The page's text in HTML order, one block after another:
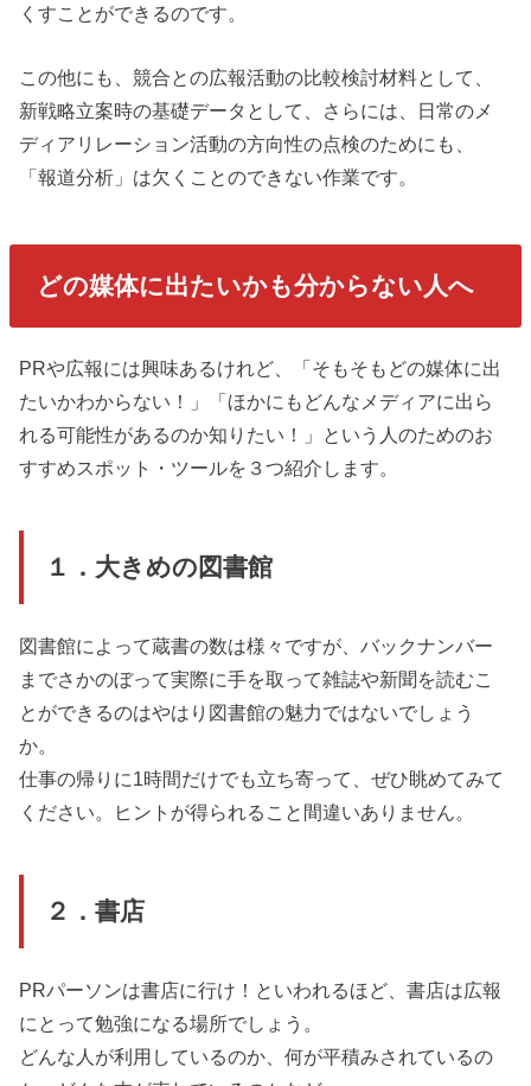
くすことができるのです。
この他にも、競合との広報活動の比較検討材料として、
新戦略立案時の基礎データとして、さらには、日常のメ
ディアリレーション活動の方向性の点検のためにも、
「報道分析」は欠くことのできない作業です。
どの媒体に出たいかも分からない人へ
PRや広報には興味あるけれど、「そもそもどの媒体に出
たいかわからない！」「ほかにもどんなメディアに出ら
れる可能性があるのか知りたい！」という人のためのお
すすめスポット・ツールを３つ紹介します。
１．大きめの図書館
図書館によって蔵書の数は様々ですが、バックナンバー
までさかのぼって実際に手を取って雑誌や新聞を読むこ
とができるのはやはり図書館の魅力ではないでしょう
か。
仕事の帰りに1時間だけでも立ち寄って、ぜひ眺めてみて
ください。ヒントが得られること間違いありません。
２．書店
PRパーソンは書店に行け！といわれるほど、書店は広報
にとって勉強になる場所でしょう。
どんな人が利用しているのか、何が平積みされているの